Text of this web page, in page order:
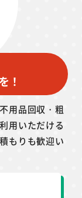
！
用品回収・粗
用いただける
もりも歓迎い